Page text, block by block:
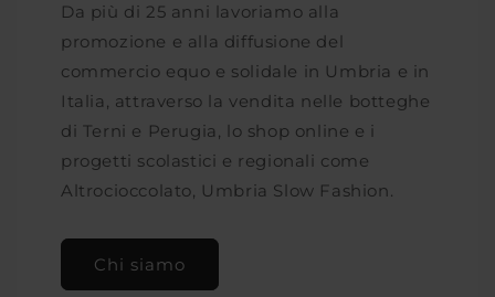
Da più di 25 anni lavoriamo alla
promozione e alla diffusione del
commercio equo e solidale in Umbria e in
Italia, attraverso la vendita nelle botteghe
di Terni e Perugia, lo shop online e i
progetti scolastici e regionali come
Altrocioccolato, Umbria Slow Fashion.
Chi siamo